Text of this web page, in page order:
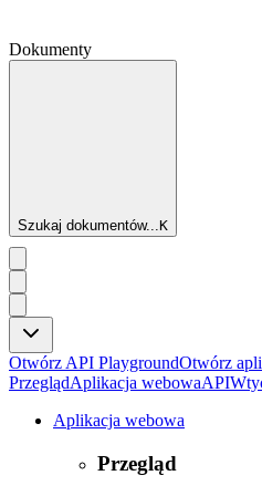
Dokumenty
Szukaj dokumentów...K
Otwórz API PlaygroundOtwórz
PrzeglądAplikacja webowaAPI
Aplikacja webowa
Przegląd